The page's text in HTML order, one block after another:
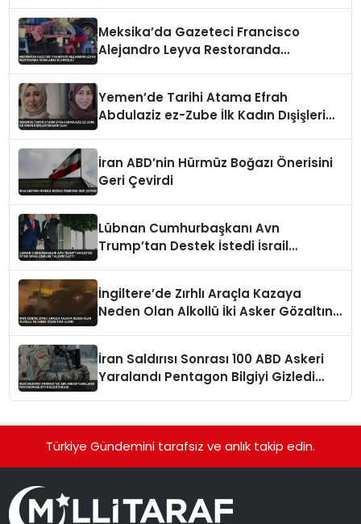
Meksika’da Gazeteci Francisco
Alejandro Leyva Restoranda
Yemen’de Tarihi Atama Efrah
Abdulaziz ez-Zube İlk Kadın Dışişleri
İran ABD’nin Hürmüz Boğazı Önerisini
Geri Çevirdi
Lübnan Cumhurbaşkanı Avn
Trump’tan Destek İstedi İsrail
İngiltere’de Zırhlı Araçla Kazaya
Neden Olan Alkollü İki Asker Gözaltına
İran Saldırısı Sonrası 100 ABD Askeri
Yaralandı Pentagon Bilgiyi Gizledi
Türkiye Gündemini tarafsız ve anlık takip edin.